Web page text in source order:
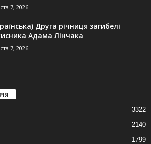
7, 2026
Друга річниця загибелі
Адама Лінчака
7, 2026
3322
2140
1799